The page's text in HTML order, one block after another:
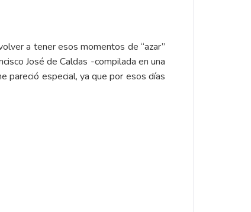
a tener esos momentos de “azar”
José de Caldas -compilada en una
pareció especial, ya que por esos días